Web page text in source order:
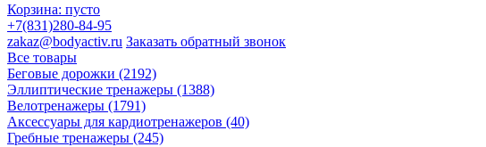
Корзина: пусто
+7(831)280-84-95
zakaz@bodyactiv.ru Заказать обратный звонок
Все товары
Беговые дорожки (2192)
Эллиптические тренажеры (1388)
Велотренажеры (1791)
Аксессуары для кардиотренажеров (40)
Гребные тренажеры (245)